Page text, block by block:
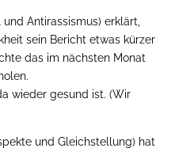
Antirassismus) erklärt,
sein Bericht etwas kürzer
das im nächsten Monat
wieder gesund ist. (Wir
und Gleichstellung) hat